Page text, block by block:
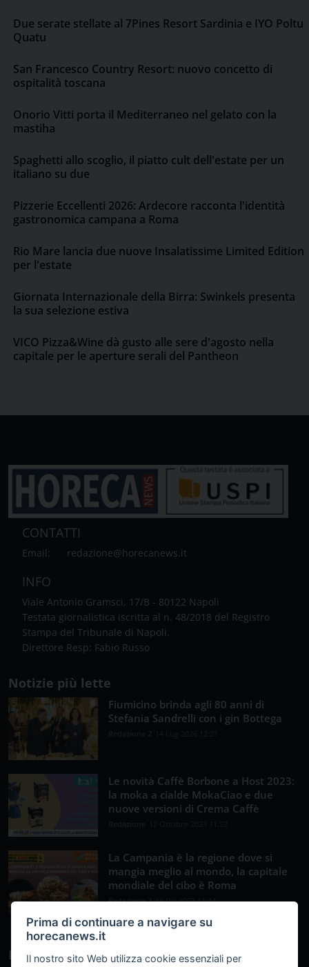
Due serate stellate al 7Pines Resort Sardinia e IYO Poltu
Quatu
San Francesco Country Resort: nuovo concetto di
ospitalità toscana
Onorio Vitti porta il Mediterraneo nel gelato con la
mastiha
Spaghetti allo scoglio, il piatto cult dell'estate per un
italiano su due
Pizzerie Eccellenti 2026: Ardecore racconta l'identità
gastronomica campana a Roma
Rio Mare lancia due nuove Insalatissime Limited Edition
per l'estate
Giornata Internazionale della Birra: Swinkels presenta
la sua selezione estiva
VICO Pizza&Wine dà gusto alle sere d'agosto nella
capitale per le aperture serali del Pantheon
CONTATTI
Email: redazione@horecanews.it
INFO
Viale Antonio Gramsci, 17/B - 80122 Napoli
Testata giornalistica iscritta al n. 48/2018 del Registro
Stampa del Tribunale di Napoli.
Direttore Resp: Fabio Russo
Notizie più lette
Fiumicino brinda agli 80 anni di
Stefania Sandrelli con i gin Bottega
Le novità Caffè Borbone a Host 2023:
la moka a cialde MokaCiao e due
nuove versioni di Crema Caffè
La Campania è la regione dove si
mangia meglio al mondo, la capitale
mondiale del cibo è Roma
Redazione 2 19 Dic 2023 11:44
Newsletter
Prima di continuare a navigare su
horecanews.it
Il nostro sito Web utilizza cookie essenziali per